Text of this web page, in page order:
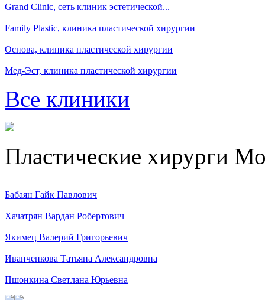
Grand Clinic, сеть клиник эстетической...
Family Plastic, клиника пластической хирургии
Основа, клиника пластической хирургии
Мед-Эст, клиника пластической хирургии
Все клиники
Пластические хирурги
Бабаян Гайк Павлович
Хачатрян Вардан Робертович
Якимец Валерий Григорьевич
Иванченкова Татьяна Александровна
Пшонкина Светлана Юрьевна